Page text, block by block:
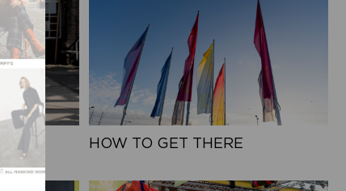
HOW TO GET THERE